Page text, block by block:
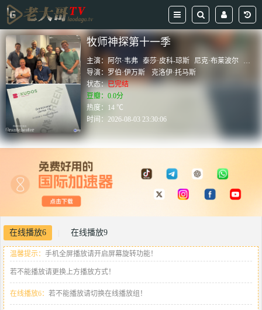
牧师神探第十一季
主演： 阿尔·韦弗 泰莎·皮科-琼斯 尼克·布莱波尔
布莱
导演： 罗伯·伊万斯
克洛伊·托马斯
状态：已完结
豆瓣：0.0分
热度：14 ℃
时间：2026-08-03 23:30:06
在线播放6 在线播放9
温馨提示： 手机全屏播放请开启屏幕旋转功能！
若不能播放请更换上方播放方式！
在线播放6： 若不能播放请切换在线播放组！